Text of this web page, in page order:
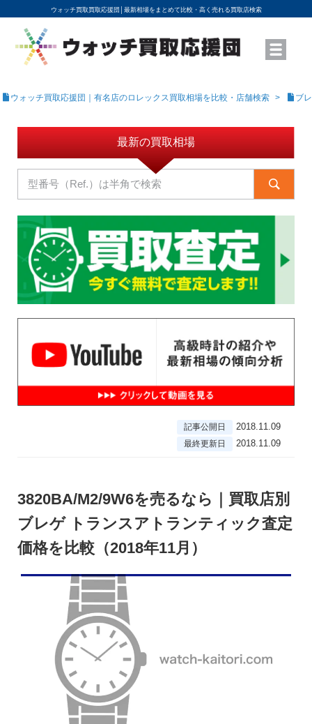
ウォッチ買取買取応援団│ 最新相場をまとめて比較・高く売れる買取店検索
YouTubeで動画を公開中
ROLEXモデル名から買取相場を調べる
高級時計ブランド名から買取相場を調べる
地域から買取店を探す
店舗名から買取店を探す
ブランド時計を高く売る方法
買取査定を依頼する
ウォッチ買取応援団｜有名店のロレックス買取相場を比較・店舗検索 ブ
最新の買取相場
記事公開日 2018.11.09
最終更新日 2018.11.09
3820BA/M2/9W6を売るなら｜買取店別
ブレゲ トランスアトランティック査定
価格を比較（2018年11月）